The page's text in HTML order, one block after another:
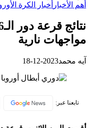
أخبار الكرة الأوروبية
نارية
2023-12-18
Twitter